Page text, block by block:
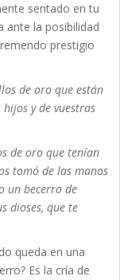
sentado en tu
ante la posibilidad
prestigio
de oro que están
y de vuestras
de oro que tenían
tomó de las manos
un becerro de
dioses, que te
queda en una
Es la cría de